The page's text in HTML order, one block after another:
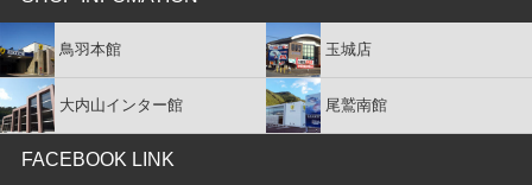
鳥羽本館 玉城店
大内山インター館 尾鷲南館
FACEBOOK LINK